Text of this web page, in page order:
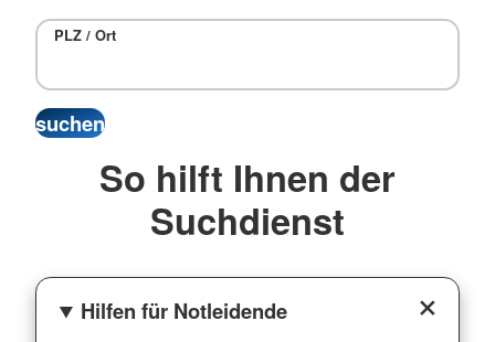
PLZ / Ort
So hilft Ihnen der
Suchdienst
Hilfen für Notleidende